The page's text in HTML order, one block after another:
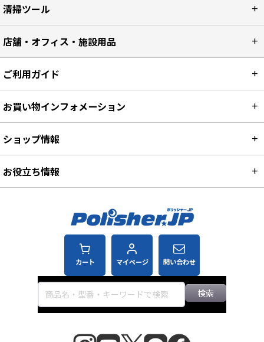
清掃ツール
店舗・オフィス・施設用品
カート マイページ 問い合わせ
検索
ご利用ガイド
お買い物インフォメーション
ショップ情報
お役立ち情報